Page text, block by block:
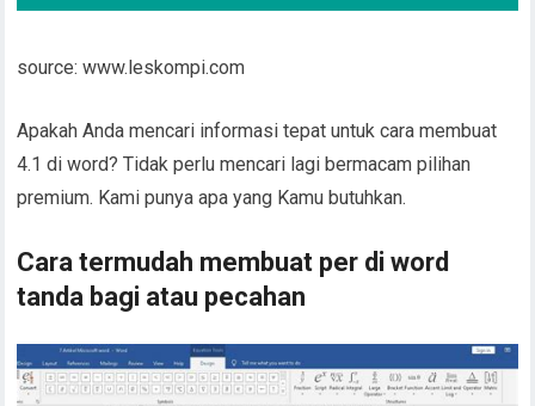
source: www.leskompi.com
Apakah Anda mencari informasi tepat untuk cara membuat
4.1 di word? Tidak perlu mencari lagi bermacam pilihan
premium. Kami punya apa yang Kamu butuhkan.
Cara termudah membuat per di word
tanda bagi atau pecahan